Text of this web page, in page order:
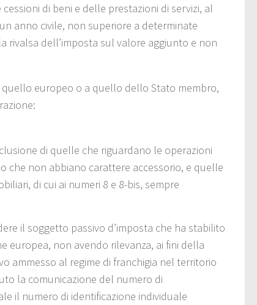
di beni e delle prestazioni di servizi, al
anno civile, non superiore a determinate
rivalsa dell’imposta sul valore aggiunto e non
europeo o a quello dello Stato membro,
di quelle che riguardano le operazioni
che non abbiano carattere accessorio, e quelle
di cui ai numeri 8 e 8-bis, sempre
il soggetto passivo d’imposta che ha stabilito
europea, non avendo rilevanza, ai fini della
ammesso al regime di franchigia nel territorio
la comunicazione del numero di
il numero di identificazione individuale